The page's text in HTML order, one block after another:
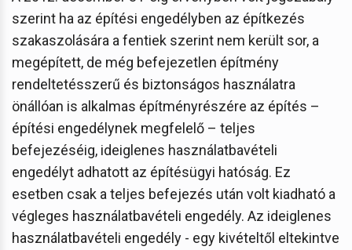
szerint ha az építési engedélyben az építkezés
szakaszolására a fentiek szerint nem került sor, a
megépített, de még befejezetlen építmény
rendeltetésszerű és biztonságos használatra
önállóan is alkalmas építményrészére az építés –
építési engedélynek megfelelő – teljes
befejezéséig, ideiglenes használatbavételi
engedélyt adhatott az építésügyi hatóság. Ez
esetben csak a teljes befejezés után volt kiadható a
végleges használatbavételi engedély. Az ideiglenes
használatbavételi engedély - egy kivételtől eltekintve